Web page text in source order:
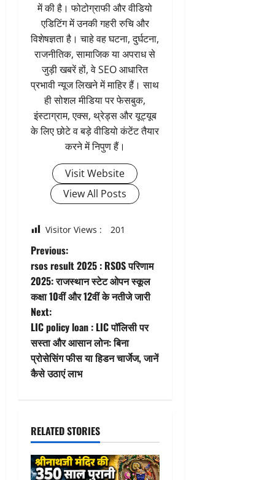
में की है। फोटोग्राफी और वीडियो
एडिटिंग में उनकी गहरी रुचि और
विशेषज्ञता है। चाहे वह घटना, दुर्घटना,
राजनीतिक, सामाजिक या अपराध से
जुड़ी खबरें हों, वे SEO आधारित
प्रभावी न्यूज लिखने में माहिर हैं। साथ
ही सोशल मीडिया पर फेसबुक,
इंस्टाग्राम, एक्स, थ्रेड्स और यूट्यूब
के लिए छोटे व बड़े वीडियो कंटेंट तैयार
करने में निपुण हैं।
Visit Website
View All Posts
Visitor Views : 201
P
o
s
t
n
a
i
g
Previous:
rsos result 2025 : RSOS परिणाम
2025: राजस्थान स्टेट ओपन स्कूल
कक्षा 10वीं और 12वीं के नतीजे जारी
Next:
LIC policy loan : LIC पॉलिसी पर
सस्ता और आसान लोन: बिना
प्रोसेसिंग फीस या हिडन चार्जेज, जानें
कैसे उठाएं लाभ
RELATED STORIES